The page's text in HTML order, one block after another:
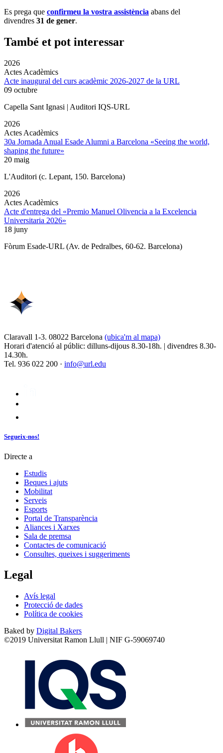
Es prega que confirmeu la vostra assistència abans del
divendres 31 de gener.
També et pot interessar
2026
Actes Acadèmics
Acte inaugural del curs acadèmic 2026-2027 de la URL
09 octubre
Capella Sant Ignasi | Auditori IQS-URL
2026
Actes Acadèmics
30a Jornada Anual Esade Alumni a Barcelona «Seeing the world,
shaping the future»
20 maig
L'Auditori (c. Lepant, 150. Barcelona)
2026
Actes Acadèmics
Acte d'entrega del «Premio Manuel Olivencia a la Excelencia
Universitaria 2026»
18 juny
Fòrum Esade-URL (Av. de Pedralbes, 60-62. Barcelona)
Claravall 1-3. 08022 Barcelona (ubica'm al mapa)
Horari d'atenció al públic: dilluns-dijous 8.30-18h. | divendres 8.30-
14.30h.
Tel. 936 022 200 · info@url.edu
Segueix-nos!
Directe a
Estudis
Beques i ajuts
Mobilitat
Serveis
Esports
Portal de Transparència
Aliances i Xarxes
Sala de premsa
Contactes de comunicació
Consultes, queixes i suggeriments
Legal
Avís legal
Protecció de dades
Política de cookies
Baked by Digital Bakers
©2019 Universitat Ramon Llull | NIF G-59069740